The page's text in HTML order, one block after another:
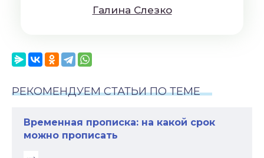
Гaлинa Cлeзкo
РЕКОМЕНДУЕМ СТАТЬИ ПО ТЕМЕ
Временная прописка: на какой срок
можно прописать